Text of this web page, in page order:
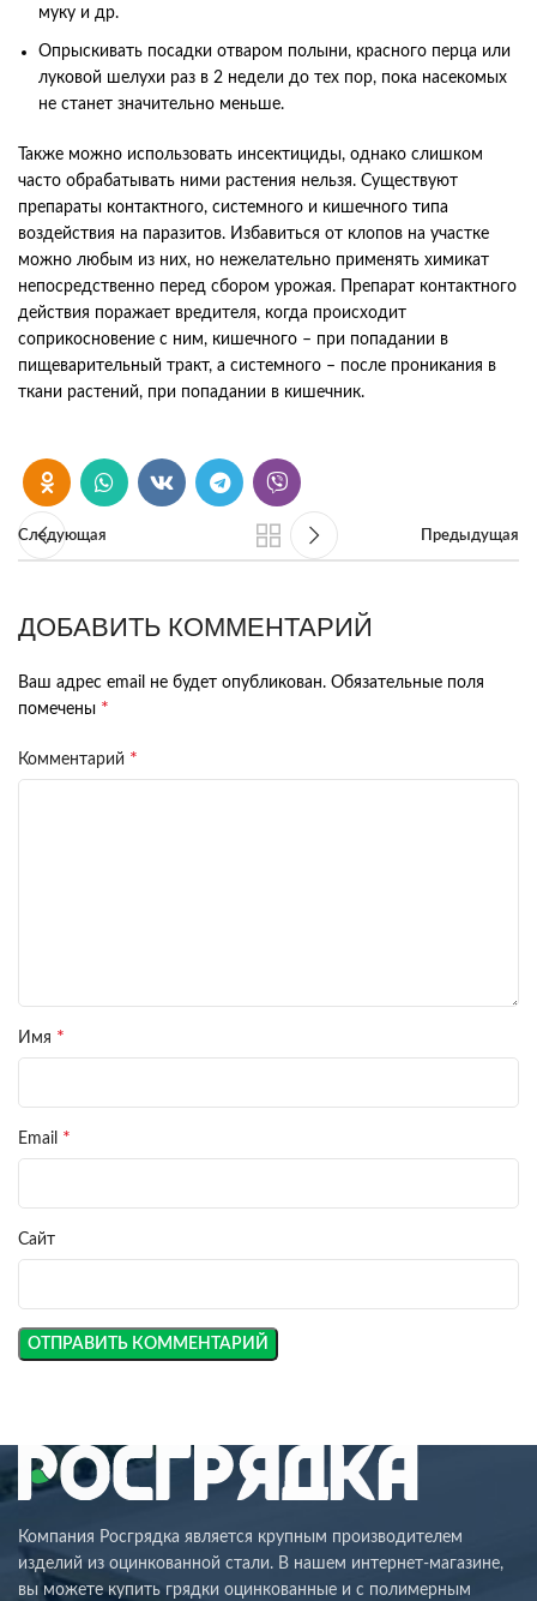
муку и др.
Опрыскивать посадки отваром полыни, красного перца или
луковой шелухи раз в 2 недели до тех пор, пока насекомых
не станет значительно меньше.
Также можно использовать инсектициды, однако слишком
часто обрабатывать ними растения нельзя. Существуют
препараты контактного, системного и кишечного типа
воздействия на паразитов. Избавиться от клопов на участке
можно любым из них, но нежелательно применять химикат
непосредственно перед сбором урожая. Препарат контактного
действия поражает вредителя, когда происходит
соприкосновение с ним, кишечного – при попадании в
пищеварительный тракт, а системного – после проникания в
ткани растений, при попадании в кишечник.
Следующая Предыдущая
ДОБАВИТЬ КОММЕНТАРИЙ
Ваш адрес email не будет опубликован. Обязательные поля
помечены *
Комментарий *
Имя *
Email *
Сайт
Компания Росгрядка является крупным производителем
изделий из оцинкованной стали. В нашем интернет-магазине,
вы можете купить грядки оцинкованные и с полимерным